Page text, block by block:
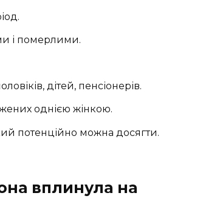
і померлими.
дітей, пенсіонерів.
однією жінкою.
потенційно можна досягти.
вплинула на